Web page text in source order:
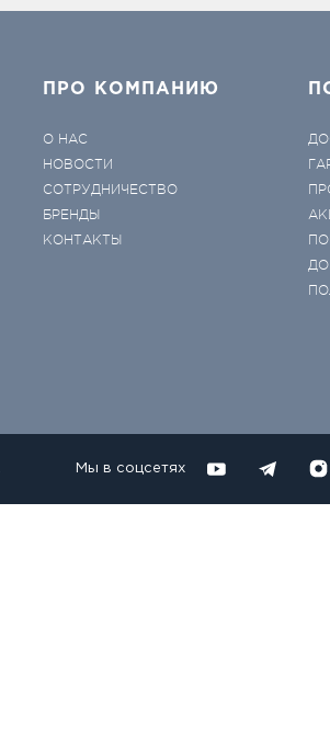
ПРО КОМПАНИЮ
О НАС
НОВОСТИ
СОТРУДНИЧЕСТВО
БРЕНДЫ
КОНТАКТЫ
Мы в соцсетях